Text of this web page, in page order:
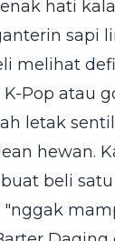
hati
sapi
melihat
Pop atau
letak
hewan.
beli